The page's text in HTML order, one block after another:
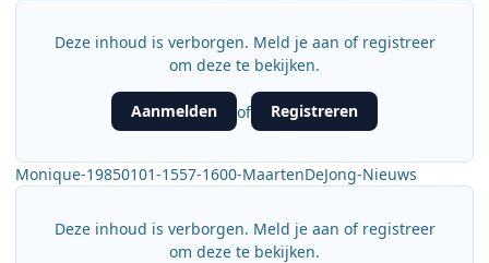
Deze inhoud is verborgen. Meld je aan of registreer
om deze te bekijken.
Aanmelden of Registreren
Monique-19850101-1557-1600-MaartenDeJong-Nieuws
Deze inhoud is verborgen. Meld je aan of registreer
om deze te bekijken.